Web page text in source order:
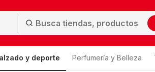
y deporte Perfumería y Belleza